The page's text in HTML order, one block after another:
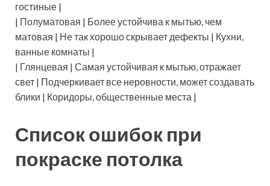
гостиные |
| Полуматовая | Более устойчива к мытью, чем
матовая | Не так хорошо скрывает дефекты | Кухни,
ванные комнаты |
| Глянцевая | Самая устойчивая к мытью, отражает
свет | Подчеркивает все неровности, может создавать
блики | Коридоры, общественные места |
Список ошибок при
покраске потолка